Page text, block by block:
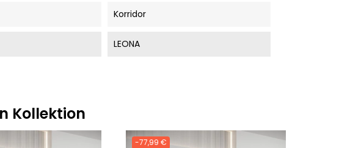
Korridor
LEONA
Kollektion
-77,99 €